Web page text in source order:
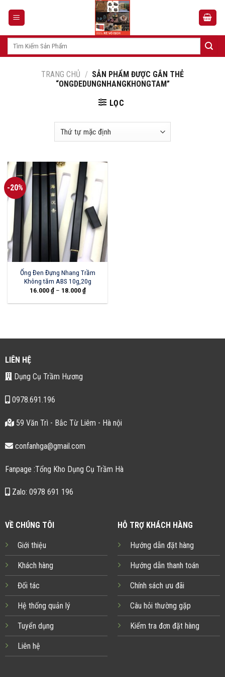
Tìm
TRANG CHỦ / SẢN PHẨM ĐƯỢC GẮN THẺ
“ONGDEDUNGNHANGKHONGTAM”
LỌC
-20%
Ống Đen Đựng Nhang Trầm
Không tăm ABS 10g,20g
16.000₫– 18.000₫
LIÊN HỆ
Dụng Cụ Trầm Hương
0978.691.196
59 Văn Trì - Bắc Từ Liêm - Hà nội
confanhga@gmail.com
Fanpage :Tổng Kho Dụng Cụ Trầm Hà
Zalo: 0978 691 196
VỀ CHÚNG TÔI
Giới thiệu
Khách hàng
Đối tác
Hệ thống quản lý
Tuyển dụng
Liên hệ
HỖ TRỢ KHÁCH HÀNG
Hướng dẫn đặt hàng
Hướng dẫn thanh toán
Chính sách ưu đãi
Câu hỏi thường gặp
Kiểm tra đơn đặt hàng